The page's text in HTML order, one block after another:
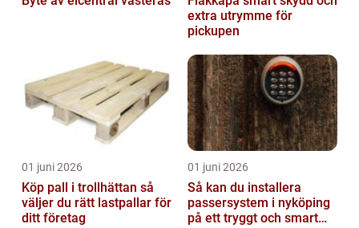
extra utrymme för
pickupen
01 juni 2026
Köp pall i trollhättan så
väljer du rätt lastpallar för
ditt företag
01 juni 2026
Så kan du installera
passersystem i nyköping
på ett tryggt och smart